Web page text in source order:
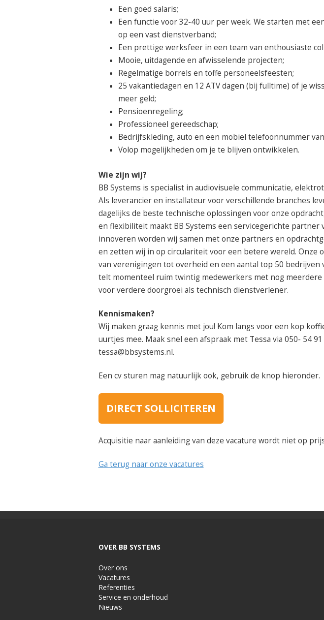
Een goed salaris;
Een functie voor 32-40 uur per week. We starten met
op een vast dienstverband;
Een prettige werksfeer in een team van enthousiaste
Mooie, uitdagende en afwisselende projecten;
Regelmatige borrels en toffe personeelsfeesten;
25 vakantiedagen en 12 ATV dagen (bij fulltime) of je
meer geld;
Pensioenregeling;
Professioneel gereedschap;
Bedrijfskleding, auto en een mobiel telefoonnummer van
Volop mogelijkheden om je te blijven ontwikkelen.
Wie zijn wij?
BB Systems is specialist in audiovisuele communicatie,
Als leverancier en installateur voor verschillende branches
dagelijks de beste technische oplossingen voor onze
en flexibiliteit maakt BB Systems een servicegerichte partner
innoveren worden wij samen met onze partners en
en zetten wij in op circulariteit voor een betere wereld. Onze
van verenigingen tot overheid en een aantal top 50 bedrijven
telt momenteel ruim twintig medewerkers met nog meerdere
voor verdere doorgroei als technisch dienstverlener.
Kennismaken?
Wij maken graag kennis met jou! Kom langs voor een kop
uurtjes mee. Maak snel een afspraak met Tessa via 050- 54
tessa@bbsystems.nl.
Een cv sturen mag natuurlijk ook, gebruik de knop hieronder.
DIRECT SOLLICITEREN
Acquisitie naar aanleiding van deze vacature wordt niet op
Ga terug naar onze vacatures
OVER BB SYSTEMS
Over ons
Vacatures
Referenties
Service en onderhoud
Nieuws